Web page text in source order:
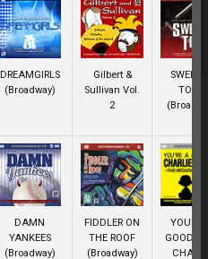
DREAMGIRLS
(Broadway)
Gilbert &
Sullivan Vol.
2
TODD
DAMN
YANKEES
(Broadway)
FIDDLER ON
THE ROOF
(Broadway)
YOU'RE
GOOD